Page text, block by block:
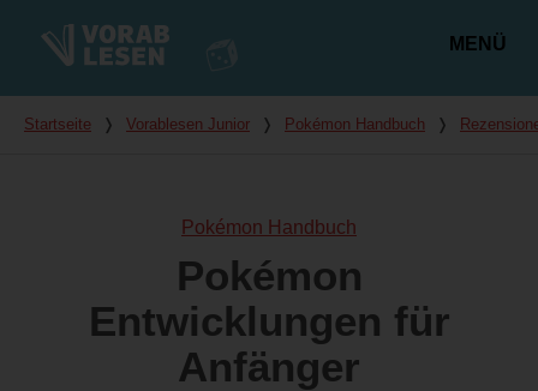
MENÜ
Du bist hier
Startseite ❭ Vorablesen Junior ❭ Pokémon Handbuch ❭
Pokémon Handbuch
Pokémon
Entwicklungen für
Anfänger